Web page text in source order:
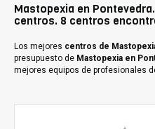
Mastopexia en
centros. 8 centros
Los mejores centros de
presupuesto de Mastopexia en
mejores equipos de profesionales